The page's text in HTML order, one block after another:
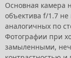
Основная камера
объектива f/1.7
аналогичных по
Фотографии при
замыленными,